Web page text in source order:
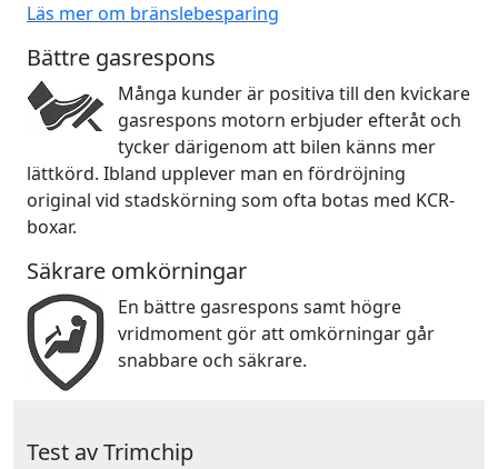
Läs mer om bränslebesparing
Bättre gasrespons
Många kunder är positiva till den kvickare
gasrespons motorn erbjuder efteråt och
tycker därigenom att bilen känns mer
lättkörd. Ibland upplever man en fördröjning
original vid stadskörning som ofta botas med KCR-
boxar.
Säkrare omkörningar
En bättre gasrespons samt högre
vridmoment gör att omkörningar går
snabbare och säkrare.
Test av Trimchip